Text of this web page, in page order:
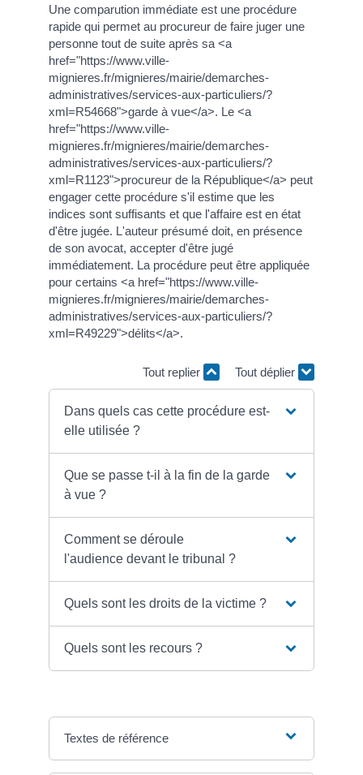
Une comparution immédiate est une procédure
rapide qui permet au procureur de faire juger une
personne tout de suite après sa <a
href="https://www.ville-
mignieres.fr/mignieres/mairie/demarches-
administratives/services-aux-particuliers/?
xml=R54668">garde à vue</a>. Le <a
href="https://www.ville-
mignieres.fr/mignieres/mairie/demarches-
administratives/services-aux-particuliers/?
xml=R1123">procureur de la République</a> peut
engager cette procédure s'il estime que les
indices sont suffisants et que l'affaire est en état
d'être jugée. L'auteur présumé doit, en présence
de son avocat, accepter d'être jugé
immédiatement. La procédure peut être appliquée
pour certains <a href="https://www.ville-
mignieres.fr/mignieres/mairie/demarches-
administratives/services-aux-particuliers/?
xml=R49229">délits</a>.
Tout replier Tout déplier
Dans quels cas cette procédure est-
elle utilisée ?
Que se passe t-il à la fin de la garde
à vue ?
Comment se déroule
l'audience devant le tribunal ?
Quels sont les droits de la victime ?
Quels sont les recours ?
Textes de référence